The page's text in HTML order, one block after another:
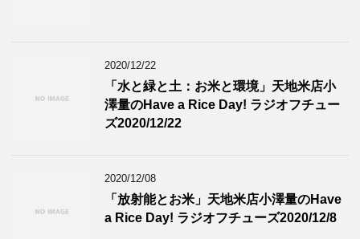
2020/12/22
「水と緑と土：お米と環境」天地米店小
澤量のHave a Rice Day! ラジオフチュー
ズ2020/12/22
2020/12/08
「放射能とお米」天地米店小澤量のHave
a Rice Day! ラジオフチューズ2020/12/8